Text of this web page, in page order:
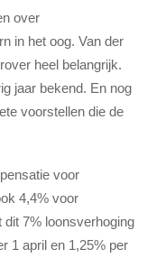
over
in het oog. Van der
heel belangrijk.
jaar bekend. En nog
voorstellen die de
voor
4,4% voor
7% loonsverhoging
1 april en 1,25% per